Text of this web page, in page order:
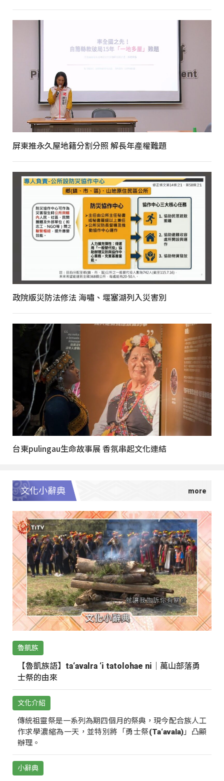
屏東推永久屋地籍分割分照 解長年產權難題
政院版災防法修法 海嘯、堰塞湖列入災害別
台東pulingau生命故事展 香氛串起文化連結
文化小辭典
魯凱族
【魯凱族語】ta‘avalra ‘i tatolohae ni｜萬山部落勇
士祭的由來
文化介紹
傳統祖靈祭是一系列為期四個月的祭典，現今配合族人工
作求學濃縮為一天，並特別將「勇士祭(Ta‘avala)」凸顯
辦理。
小辭典